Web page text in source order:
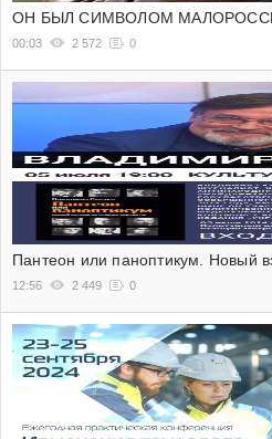
ОН БЫЛ СИМВОЛОМ
00:03 2 572 0
Пантеон или паноптикум. Новый
12:56 2 449 0